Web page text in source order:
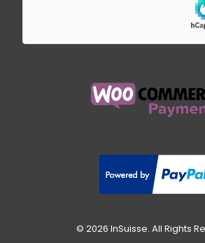
© 2026 InSuisse. All Rights